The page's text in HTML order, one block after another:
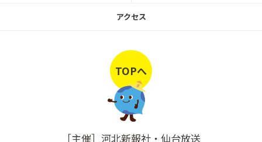
催！ トヨタホーム展示場＆分譲建
トヨタホーム
20260501～0531
【WEB予約制】ファーストクラスリビ
ング街かど展示棟完成見学会5/1～5/3
アクセス
TOPへ
［主催］河北新報社・仙台放送